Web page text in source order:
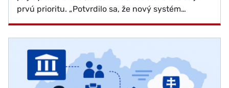
prvú prioritu. „Potvrdilo sa, že nový systém…